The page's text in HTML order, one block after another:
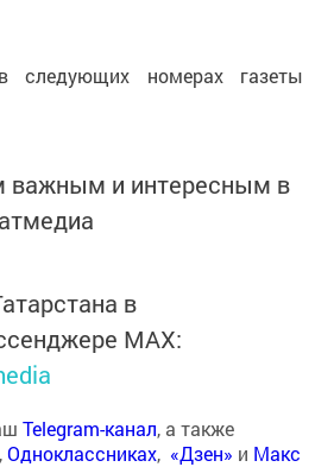
следующих номерах газеты
важным и интересным в
в
MАХ:
Telegram-канал, а также
,Одноклассниках, «Дзен» и Макс